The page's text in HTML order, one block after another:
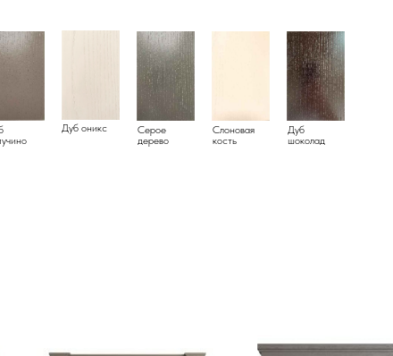
Слоновая
кость
Дуб
шоколад
Дуб оникс
Серое
дерево